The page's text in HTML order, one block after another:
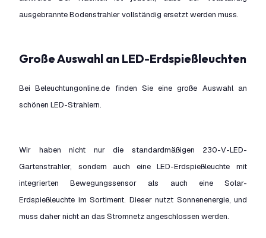
ausgebrannte Bodenstrahler vollständig ersetzt werden muss.
Große Auswahl an LED-Erdspießleuchten
Bei Beleuchtungonline.de finden Sie eine große Auswahl an
schönen LED-Strahlern.
Wir haben nicht nur die standardmäßigen 230-V-LED-
Gartenstrahler, sondern auch eine LED-Erdspießleuchte mit
integrierten Bewegungssensor als auch eine Solar-
Erdspießleuchte im Sortiment. Dieser nutzt Sonnenenergie, und
muss daher nicht an das Stromnetz angeschlossen werden.